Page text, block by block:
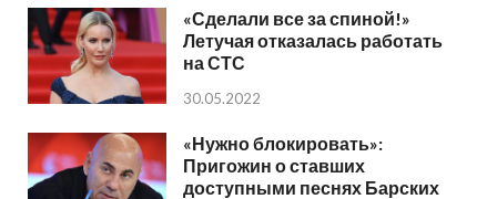
«Сделали все за спиной!»
Летучая отказалась работать
на СТС
30.05.2022
«Нужно блокировать»:
Пригожин о ставших
доступными песнях Барских